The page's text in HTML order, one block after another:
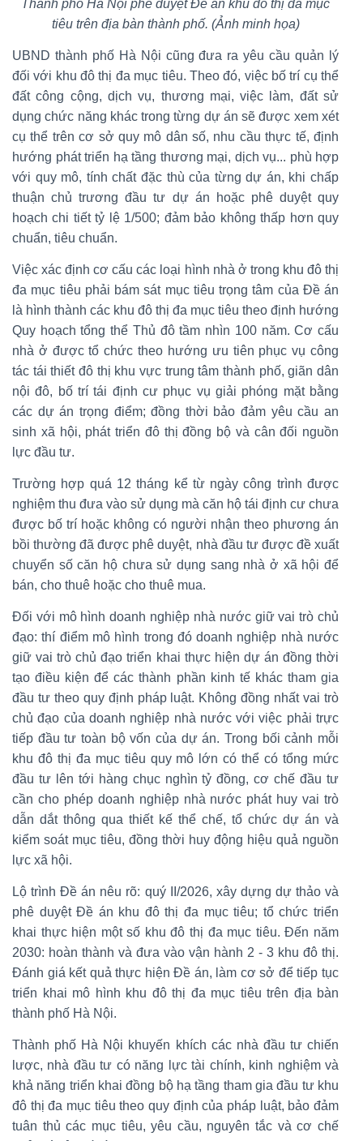
Thành phố Hà Nội phê duyệt Đề án khu đô thị đa mục
tiêu trên địa bàn thành phố. (Ảnh minh họa)
UBND thành phố Hà Nội cũng đưa ra yêu cầu quản lý
đối với khu đô thị đa mục tiêu. Theo đó, việc bố trí cụ thể
đất công cộng, dịch vụ, thương mại, việc làm, đất sử
dụng chức năng khác trong từng dự án sẽ được xem xét
cụ thể trên cơ sở quy mô dân số, nhu cầu thực tế, định
hướng phát triển hạ tầng thương mại, dịch vụ... phù hợp
với quy mô, tính chất đặc thù của từng dự án, khi chấp
thuận chủ trương đầu tư dự án hoặc phê duyệt quy
hoạch chi tiết tỷ lệ 1/500; đảm bảo không thấp hơn quy
chuẩn, tiêu chuẩn.
Việc xác định cơ cấu các loại hình nhà ở trong khu đô thị
đa mục tiêu phải bám sát mục tiêu trọng tâm của Đề án
là hình thành các khu đô thị đa mục tiêu theo định hướng
Quy hoạch tổng thể Thủ đô tầm nhìn 100 năm. Cơ cấu
nhà ở được tổ chức theo hướng ưu tiên phục vụ công
tác tái thiết đô thị khu vực trung tâm thành phố, giãn dân
nội đô, bố trí tái định cư phục vụ giải phóng mặt bằng
các dự án trọng điểm; đồng thời bảo đảm yêu cầu an
sinh xã hội, phát triển đô thị đồng bộ và cân đối nguồn
lực đầu tư.
Trường hợp quá 12 tháng kể từ ngày công trình được
nghiệm thu đưa vào sử dụng mà căn hộ tái định cư chưa
được bố trí hoặc không có người nhận theo phương án
bồi thường đã được phê duyệt, nhà đầu tư được đề xuất
chuyển số căn hộ chưa sử dụng sang nhà ở xã hội để
bán, cho thuê hoặc cho thuê mua.
Đối với mô hình doanh nghiệp nhà nước giữ vai trò chủ
đạo: thí điểm mô hình trong đó doanh nghiệp nhà nước
giữ vai trò chủ đạo triển khai thực hiện dự án đồng thời
tạo điều kiện để các thành phần kinh tế khác tham gia
đầu tư theo quy định pháp luật. Không đồng nhất vai trò
chủ đạo của doanh nghiệp nhà nước với việc phải trực
tiếp đầu tư toàn bộ vốn của dự án. Trong bối cảnh mỗi
khu đô thị đa mục tiêu quy mô lớn có thể có tổng mức
đầu tư lên tới hàng chục nghìn tỷ đồng, cơ chế đầu tư
cần cho phép doanh nghiệp nhà nước phát huy vai trò
dẫn dắt thông qua thiết kế thể chế, tổ chức dự án và
kiểm soát mục tiêu, đồng thời huy động hiệu quả nguồn
lực xã hội.
Lộ trình Đề án nêu rõ: quý II/2026, xây dựng dự thảo và
phê duyệt Đề án khu đô thị đa mục tiêu; tổ chức triển
khai thực hiện một số khu đô thị đa mục tiêu. Đến năm
2030: hoàn thành và đưa vào vận hành 2 - 3 khu đô thị.
Đánh giá kết quả thực hiện Đề án, làm cơ sở để tiếp tục
triển khai mô hình khu đô thị đa mục tiêu trên địa bàn
thành phố Hà Nội.
Thành phố Hà Nội khuyến khích các nhà đầu tư chiến
lược, nhà đầu tư có năng lực tài chính, kinh nghiệm và
khả năng triển khai đồng bộ hạ tầng tham gia đầu tư khu
đô thị đa mục tiêu theo quy định của pháp luật, bảo đảm
tuân thủ các mục tiêu, yêu cầu, nguyên tắc và cơ chế